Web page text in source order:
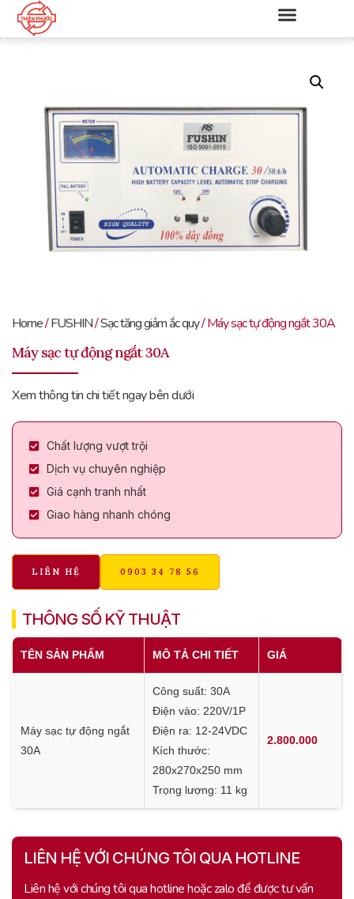
Home/FUSHIN/Sạc tăng giảm ắc quy/ Máy sạc tự động ngắt 30A
Máy sạc tự động ngắt 30A
Xem thông tin chi tiết ngay bên dưới
Chất lượng vượt trội
Dịch vụ chuyên nghiệp
Giá cạnh tranh nhất
Giao hàng nhanh chóng
LIÊN HỆ 0903 34 78 56
THÔNG SỐ KỸ THUẬT
TÊN SẢN PHẨM MÔ TẢ CHI TIẾT GIÁ
Máy sạc tự động ngắt
30A
Công suất: 30A
Điện vào: 220V/1P
Điện ra: 12-24VDC
Kích thước:
280x270x250 mm
Trọng lượng: 11 kg
2.800.000
LIÊN HỆ VỚI CHÚNG TÔI QUA HOTLINE
Liên hệ với chúng tôi qua hotline hoặc zalo để được tư vấn